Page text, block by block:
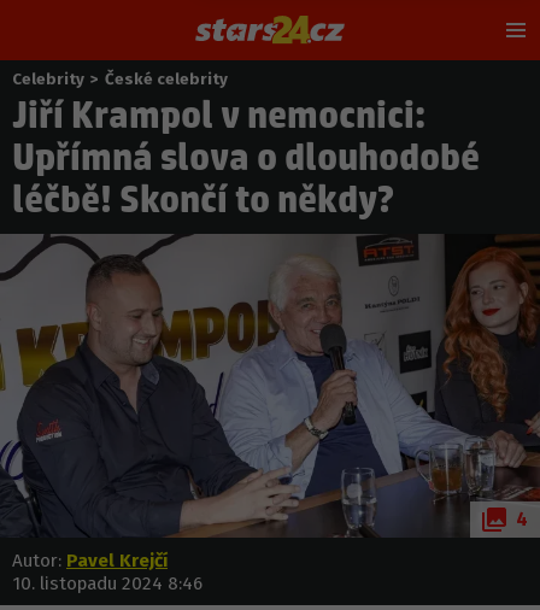
Nacházíte
se
zde:
Celebrity > České celebrity
Jiří Krampol v nemocnici:
Upřímná slova o dlouhodobé
léčbě! Skončí to někdy?
4
Autor: Pavel Krejčí
10. listopadu 2024 8:46